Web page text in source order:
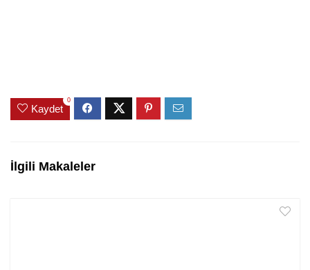
Kaydet
0
İlgili Makaleler